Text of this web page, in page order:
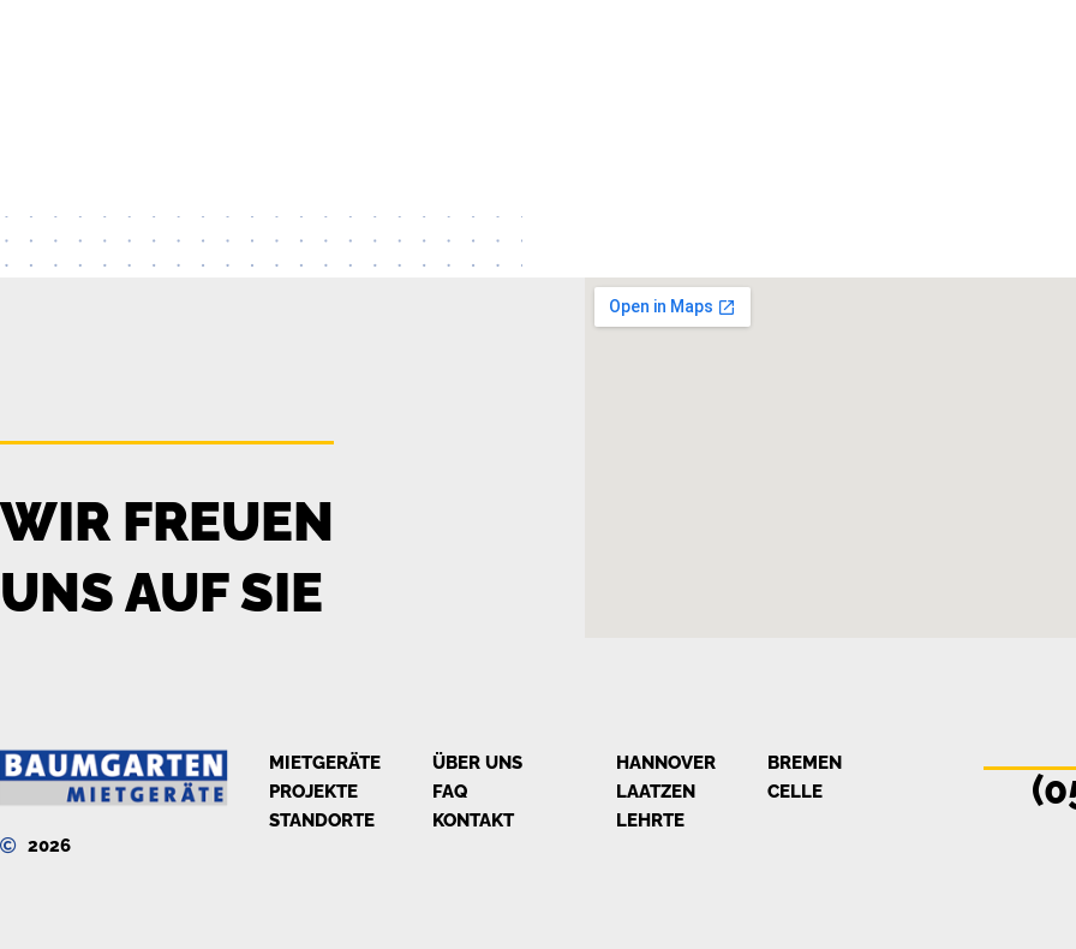
WIR FREUEN
UNS AUF SIE
2026
MIETGERÄTE
PROJEKTE
STANDORTE
ÜBER UNS
FAQ
KONTAKT
HANNOVER
LAATZEN
LEHRTE
BREMEN
CELLE